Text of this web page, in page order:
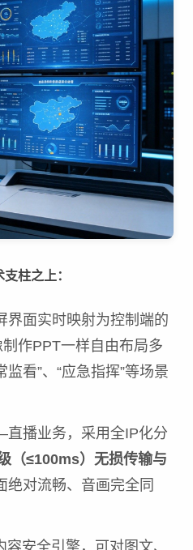
柱之上：
界面实时映射为控制端的
作PPT一样自由布局多
看”、“应急指挥”等场景
播业务，采用全IP化分
（≤100ms）无损传输与
绝对流畅、音画完全同
安全引擎，可对图文、